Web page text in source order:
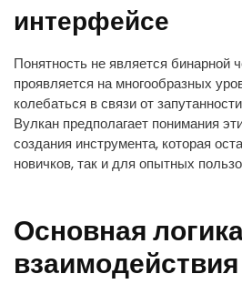
интерфейсе
Понятность не является бинарной
проявляется на многообразных
колебаться в связи от
Вулкан предполагает понимания
создания инструмента, которая
новичков, так и для опытных
Основная
взаимодействия